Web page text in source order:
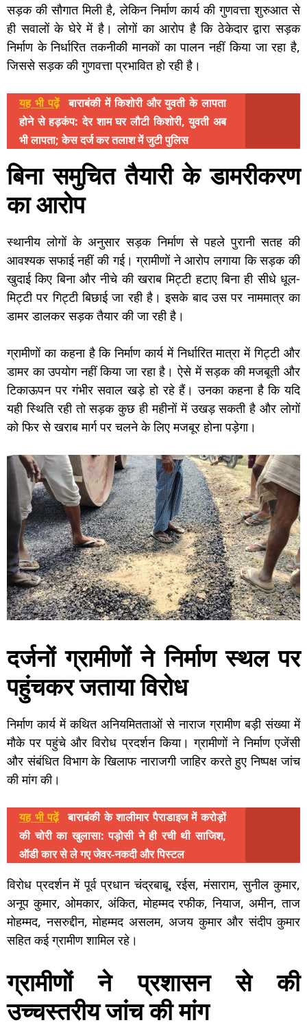
सड़क की सौगात मिली है, लेकिन निर्माण कार्य की गुणवत्ता शुरुआत से
ही सवालों के घेरे में है। लोगों का आरोप है कि ठेकेदार द्वारा सड़क
निर्माण के निर्धारित तकनीकी मानकों का पालन नहीं किया जा रहा है,
जिससे सड़क की गुणवत्ता प्रभावित हो रही है।
यह भी पढ़ें
बाराबंकी में किशोरी और युवती के लापता
होने से हड़कंप: देर शाम घर लौटी किशोरी, युवती अब
भी लापता; केस दर्ज कर तलाश में जुटी पुलिस
बिना समुचित तैयारी के डामरीकरण
का आरोप
स्थानीय लोगों के अनुसार सड़क निर्माण से पहले पुरानी सतह की
आवश्यक सफाई नहीं की गई। ग्रामीणों ने आरोप लगाया कि सड़क की
खुदाई किए बिना और नीचे की खराब मिट्टी हटाए बिना ही सीधे धूल-
मिट्टी पर गिट्टी बिछाई जा रही है। इसके बाद उस पर नाममात्र का
डामर डालकर सड़क तैयार की जा रही है।
ग्रामीणों का कहना है कि निर्माण कार्य में निर्धारित मात्रा में गिट्टी और
डामर का उपयोग नहीं किया जा रहा है। ऐसे में सड़क की मजबूती और
टिकाऊपन पर गंभीर सवाल खड़े हो रहे हैं। उनका कहना है कि यदि
यही स्थिति रही तो सड़क कुछ ही महीनों में उखड़ सकती है और लोगों
को फिर से खराब मार्ग पर चलने के लिए मजबूर होना पड़ेगा।
दर्जनों ग्रामीणों ने निर्माण स्थल पर
पहुंचकर जताया विरोध
निर्माण कार्य में कथित अनियमितताओं से नाराज ग्रामीण बड़ी संख्या में
मौके पर पहुंचे और विरोध प्रदर्शन किया। ग्रामीणों ने निर्माण एजेंसी
और संबंधित विभाग के खिलाफ नाराजगी जाहिर करते हुए निष्पक्ष जांच
की मांग की।
यह भी पढ़ें बाराबंकी के शालीमार पैराडाइज में करोड़ों
की चोरी का खुलासा: पड़ोसी ने ही रची थी साजिश,
ऑडी कार से ले गए जेवर-नकदी और पिस्टल
विरोध प्रदर्शन में पूर्व प्रधान चंद्रबाबू, रईस, मंसाराम, सुनील कुमार,
अनूप कुमार, ओमकार, अंकित, मोहम्मद रफीक, नियाज, अमीन, ताज
मोहम्मद, नसरुद्दीन, मोहम्मद असलम, अजय कुमार और संदीप कुमार
सहित कई ग्रामीण शामिल रहे।
ग्रामीणों ने प्रशासन से की
उच्चस्तरीय जांच की मांग